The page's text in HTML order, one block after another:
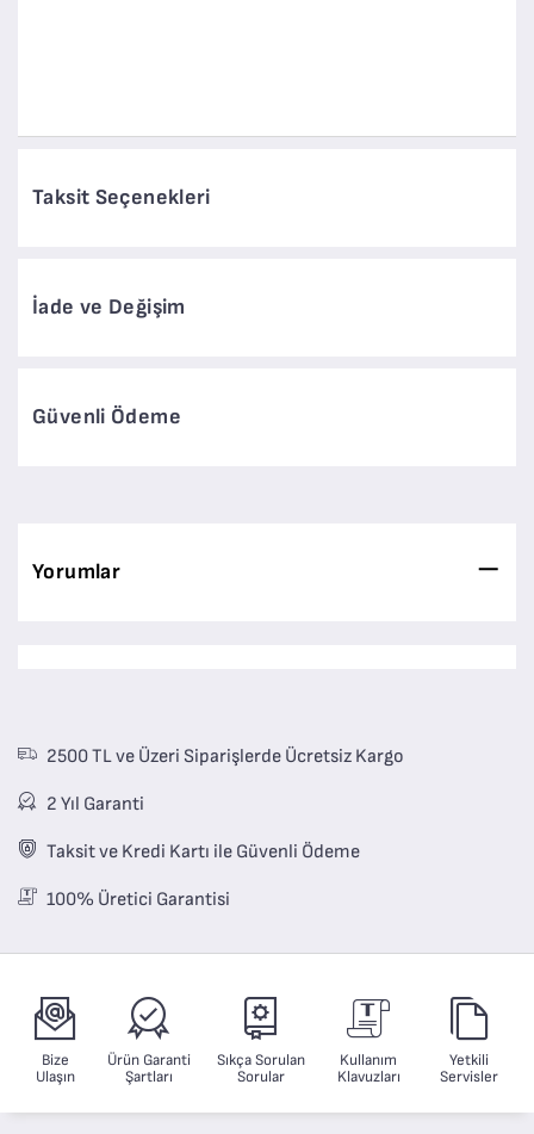
Taksit Seçenekleri
İade ve Değişim
Güvenli Ödeme
Yorumlar
2500 TL ve Üzeri Siparişlerde Ücretsiz Kargo
2 Yıl Garanti
Taksit ve Kredi Kartı ile Güvenli Ödeme
100% Üretici Garantisi
Bize
Ulaşın
Ürün Garanti
Şartları
Sıkça Sorulan
Sorular
Kullanım
Klavuzları
Yetkili
Servisler